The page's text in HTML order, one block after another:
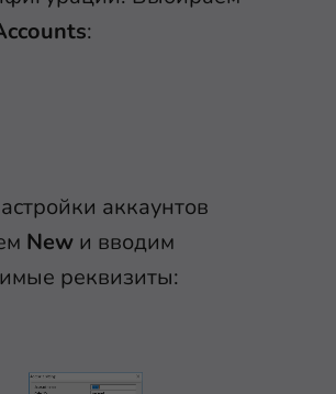
:
аккаунтов
New и вводим
реквизиты: